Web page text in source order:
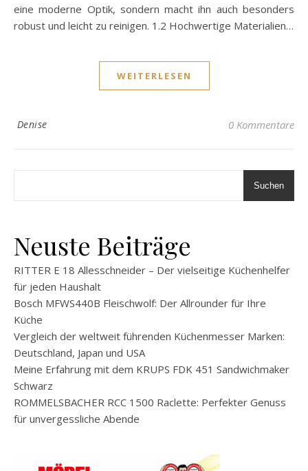
eine moderne Optik, sondern macht ihn auch besonders
robust und leicht zu reinigen. 1.2 Hochwertige Materialien…
WEITERLESEN
Denise 0 Kommentare
Suchen
Neuste Beiträge
RITTER E 18 Allesschneider – Der vielseitige Küchenhelfer
für jeden Haushalt
Bosch MFWS440B Fleischwolf: Der Allrounder für Ihre
Küche
Vergleich der weltweit führenden Küchenmesser Marken:
Deutschland, Japan und USA
Meine Erfahrung mit dem KRUPS FDK 451 Sandwichmaker
Schwarz
ROMMELSBACHER RCC 1500 Raclette: Perfekter Genuss
für unvergessliche Abende